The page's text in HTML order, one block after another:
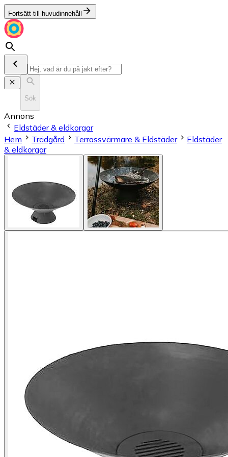
Fortsätt till huvudinnehåll
Sök
Annons
Eldstäder & eldkorgar
Hem
Trädgård Terrassvärmare & Eldstäder
Eldstäder
& eldkorgar